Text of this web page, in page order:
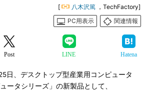
[ 八木沢篤 ，TechFactory]
PC用表示
関連情報
Post LINE Hatena
日、デスクトップ型産業用コンピュータ
ータシリーズ」の新製品として、